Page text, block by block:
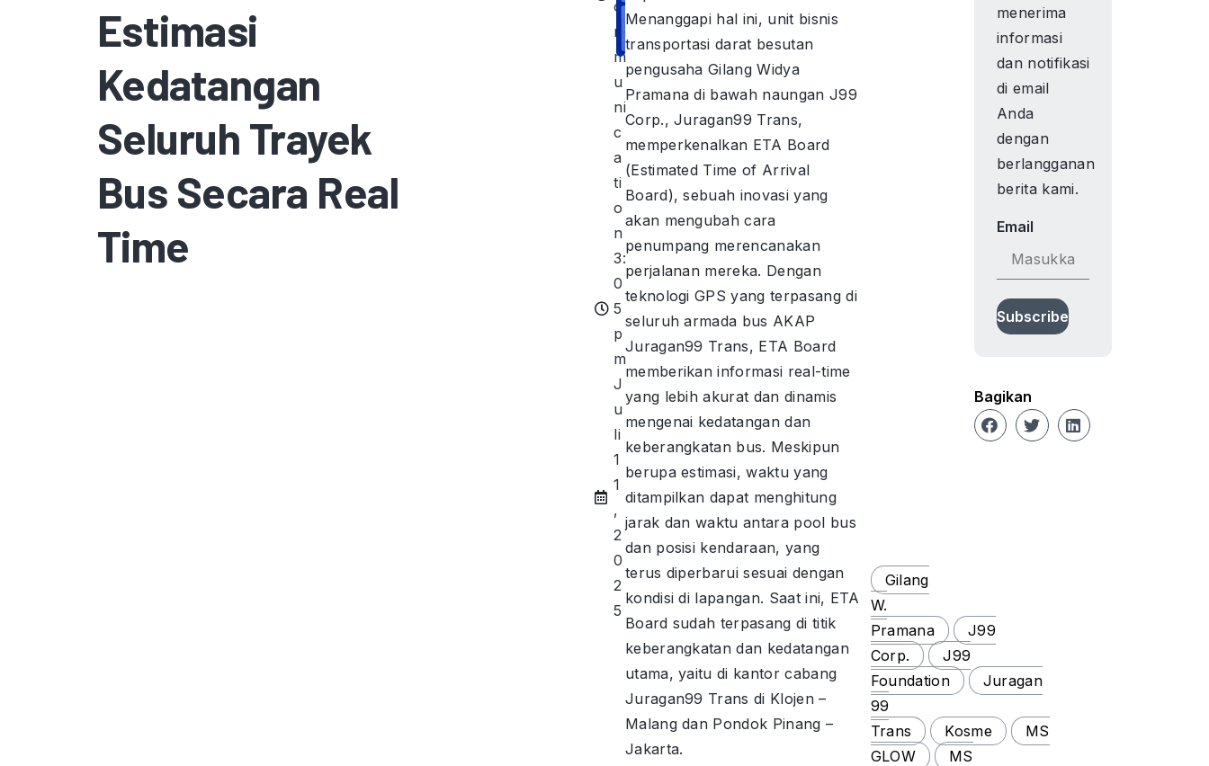
Estimasi
Kedatangan
Seluruh Trayek
Bus Secara Real
Time
o
m
m
u
ni
c
a
ti
o
n
3:
0
5
p
m
J
u
li
1
1
,
2
0
2
5
Menanggapi hal ini, unit bisnis
transportasi darat besutan
pengusaha Gilang Widya
Pramana di bawah naungan J99
Corp., Juragan99 Trans,
memperkenalkan ETA Board
(Estimated Time of Arrival
Board), sebuah inovasi yang
akan mengubah cara
penumpang merencanakan
perjalanan mereka. Dengan
teknologi GPS yang terpasang di
seluruh armada bus AKAP
Juragan99 Trans, ETA Board
memberikan informasi real-time
yang lebih akurat dan dinamis
mengenai kedatangan dan
keberangkatan bus. Meskipun
berupa estimasi, waktu yang
ditampilkan dapat menghitung
jarak dan waktu antara pool bus
dan posisi kendaraan, yang
terus diperbarui sesuai dengan
kondisi di lapangan. Saat ini, ETA
Board sudah terpasang di titik
keberangkatan dan kedatangan
utama, yaitu di kantor cabang
Juragan99 Trans di Klojen –
Malang dan Pondok Pinang –
Jakarta.
Gilang
W.
Pramana
J99
Corp.
J99
Foundation
Juragan
99
Trans
Kosme
MS
GLOW
MS
menerima
informasi
dan notifikasi
di email
Anda
dengan
berlangganan
berita kami.
Email
Subscribe
Bagikan